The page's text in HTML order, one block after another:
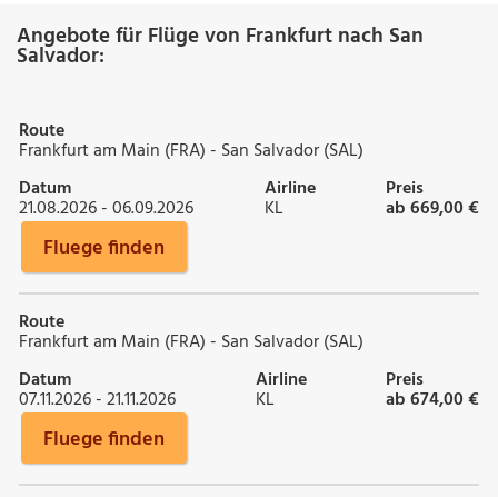
Angebote für Flüge von Frankfurt nach San
Salvador:
Route
Frankfurt am Main (FRA) - San Salvador (SAL)
Datum
21.08.2026 - 06.09.2026
Airline
KL
Preis
ab 669,00 €
Fluege finden
Route
Frankfurt am Main (FRA) - San Salvador (SAL)
Datum
07.11.2026 - 21.11.2026
Airline
KL
Preis
ab 674,00 €
Fluege finden